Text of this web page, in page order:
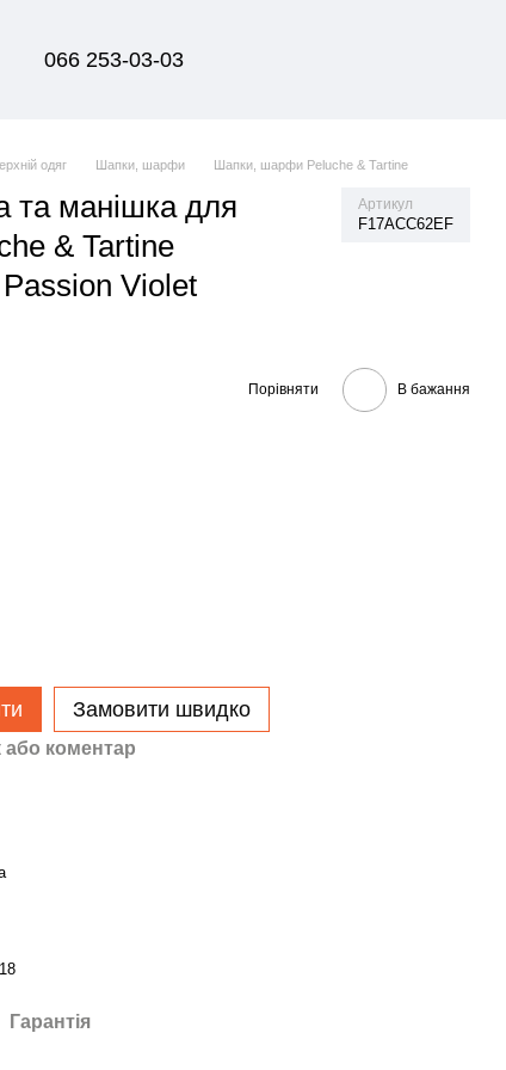
066 253-03-03
одяг Шапки, шарфи Шапки, шарфи Peluche & Tartine
та манішка для
& Tartine
Violet
Артикул
F17ACC62EF
Порівняти В бажання
Замовити швидко
або коментар
Гарантія